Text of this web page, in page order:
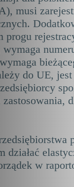
musi
progu
wymaga
do UE,
w